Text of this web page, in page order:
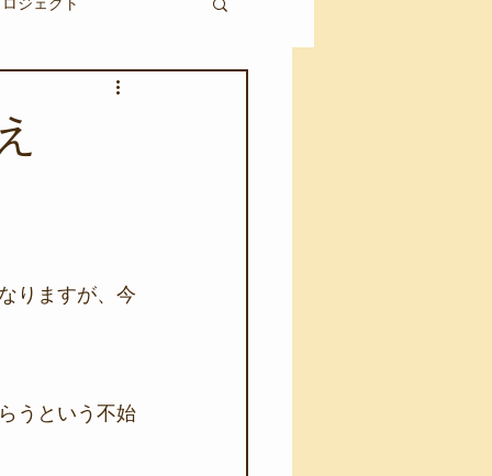
アカモク養殖実験
りますが、今
うという不始